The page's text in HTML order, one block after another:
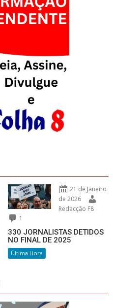
21 de Janeiro
de 2026
Redacção F8
1
330 JORNALISTAS DETIDOS
NO FINAL DE 2025
Última Hora